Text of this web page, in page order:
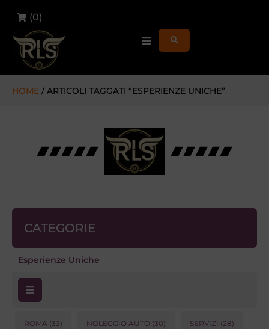
(0)
HOME / ARTICOLI TAGGATI “ESPERIENZE UNICHE”
CATEGORIE
Esperienze Uniche
ROMA (33) NOLEGGIO AUTO (30) SERVIZI (28)